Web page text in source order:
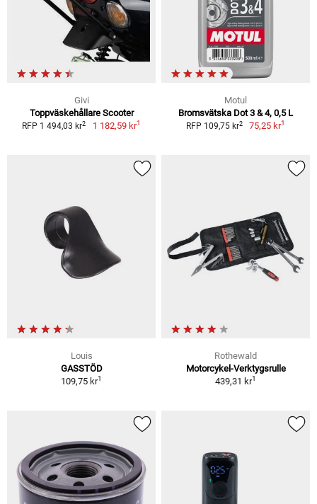
Givi
Toppväskehållare Scooter
RFP 1 494,03 kr2 1 182,59 kr1
Motul
Bromsvätska Dot 3 & 4, 0,5 L
RFP 109,75 kr2 75,25 kr1
Louis
GASSTÖD
109,75 kr1
Rothewald
Motorcykel-Verktygsrulle
439,31 kr1